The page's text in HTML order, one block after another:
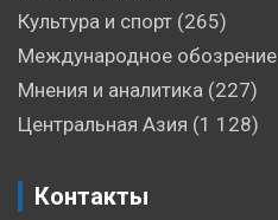
Культура и спорт (265)
Международное обозрение
Мнения и аналитика (227)
Центральная Азия (1 128)
Контакты